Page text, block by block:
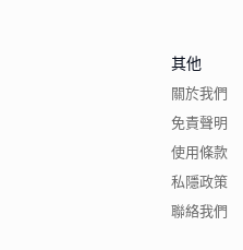
其他
關於我們
免責聲明
使用條款
私隱政策
聯絡我們